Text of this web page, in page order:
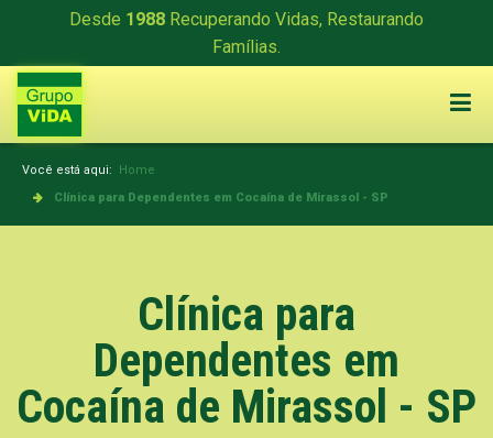
Desde 1988 Recuperando Vidas, Restaurando
Famílias.
Você está aqui: Home
Clínica para Dependentes em Cocaína de Mirassol - SP
Clínica para
Dependentes em
Cocaína de Mirassol - SP